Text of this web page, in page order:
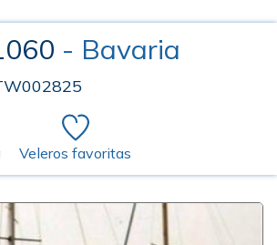
- Bavaria
Veleros favoritas